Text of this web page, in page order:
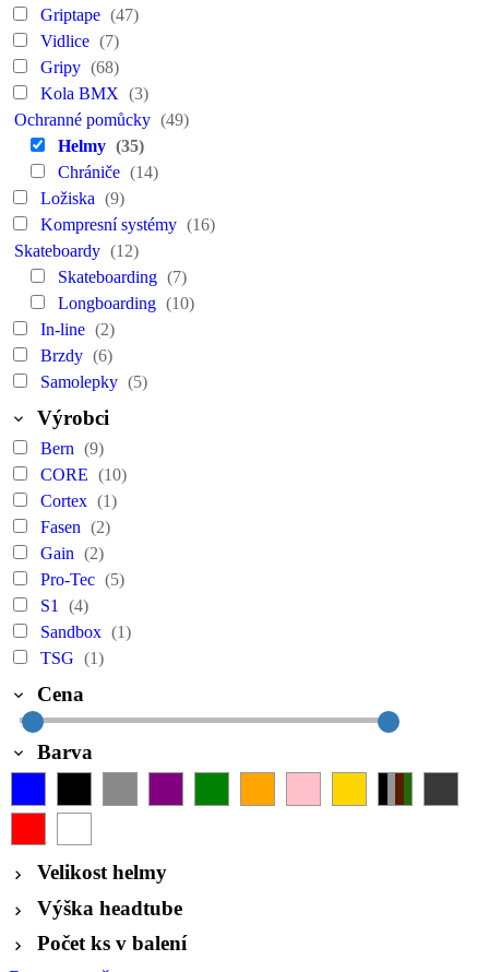
Griptape (47)
Vidlice (7)
Gripy (68)
Kola BMX (3)
Ochranné pomůcky (49)
Helmy (35)
Chrániče (14)
Ložiska (9)
Kompresní systémy (16)
Skateboardy (12)
Skateboarding (7)
Longboarding (10)
In-line (2)
Brzdy (6)
Samolepky (5)
Výrobci
Bern (9)
CORE (10)
Cortex (1)
Fasen (2)
Gain (2)
Pro-Tec (5)
S1
(4)
Sandbox (1)
TSG (1)
Cena
Barva
Velikost helmy
Výška headtube
Počet ks v balení